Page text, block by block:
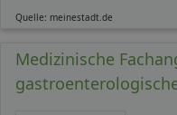
Quelle: meinestadt.de
Medizinische